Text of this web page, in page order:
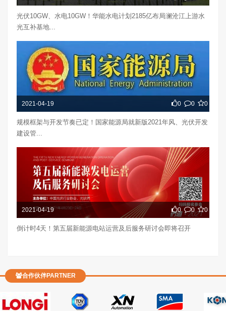
光伏10GW、水电10GW！华能水电计划2185亿布局澜沧江上游水
光互补基地...
2021-04-19 0 0 0
规模框架与开发节奏已定！国家能源局就新版2021年风、光伏开发
建设管...
2021-04-19 0 0 0
倒计时4天！第五届新能源电站运营及后服务研讨会即将召开
合作伙伴PARTNER